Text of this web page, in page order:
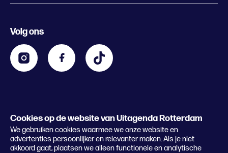
Cookies op de website van Uitagenda Rotterdam
We gebruiken cookies waarmee we onze website en
advertenties persoonlijker en relevanter maken. Als je niet
akkoord gaat, plaatsen we alleen functionele en analytische
Contact
Zakelijk
Lees het magazine
Kids
Volg ons
© 2026 Rotterdam Festivals